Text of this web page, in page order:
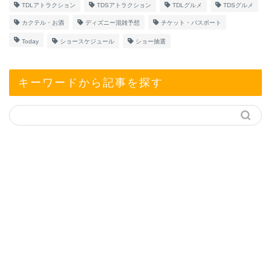
TDLアトラクション TDSアトラクション TDLグルメ TDSグルメ
カクテル・お酒 ディズニー混雑予想 チケット・パスポート
Today ショースケジュール ショー抽選
キーワードから記事を探す